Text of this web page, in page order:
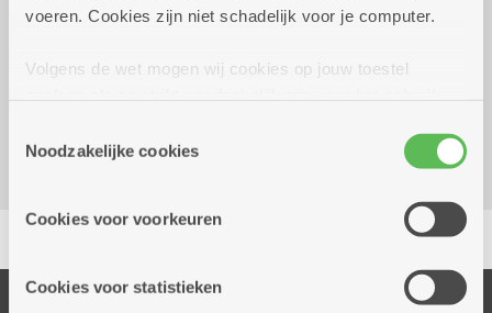
voeren. Cookies zijn niet schadelijk voor je computer.
Volgens de wet mogen wij cookies op jouw toestel
cookies hebben we jouw toestemming nodig. Sommige
cookies worden geplaatst door derde partijen die een
informatie over jouw (geanonimiseerd) gebruik van onze
partners kunnen deze gegevens combineren met andere
Noodzakelijke cookies
Cookies voor voorkeuren
Cookies voor statistieken
2000 Antwerpen
Delen